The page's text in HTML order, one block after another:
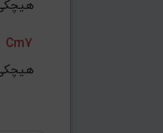
Cm7